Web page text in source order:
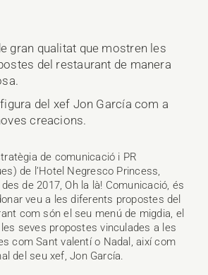
gran qualitat que mostren les
del restaurant de manera
del xef Jon García com a
creacions.
de comunicació i PR
de l’Hotel Negresco Princess,
de 2017, Oh la là! Comunicació, és
veu a les diferents propostes del
com són el seu menú de migdia, el
seves propostes vinculades a les
com Sant valentí o Nadal, així com
del seu xef, Jon García.